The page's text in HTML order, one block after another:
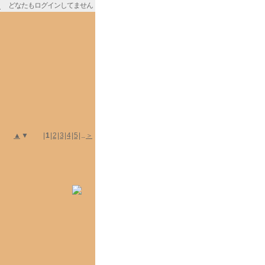
どなたもログインしてません
▲ ▼ | 1| 2 3 4| 5 | ... ＞